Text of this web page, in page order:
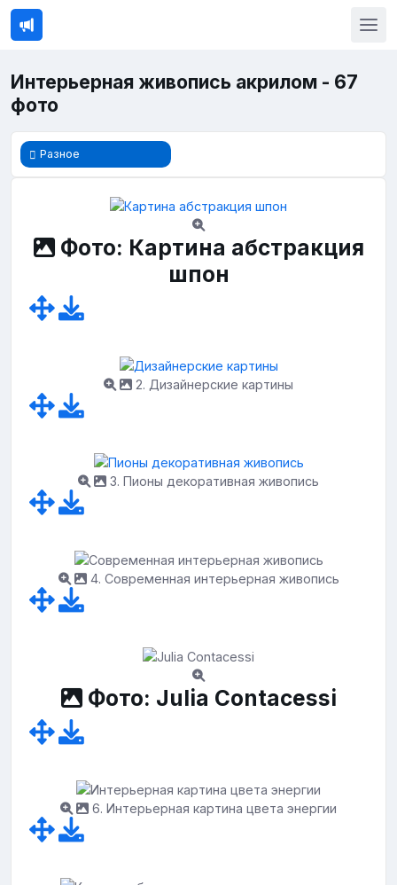
Интерьерная живопись акрилом - 67
фото
Разное
Фото: Картина абстракция
шпон
2. Дизайнерские картины
3. Пионы декоративная живопись
4. Современная интерьерная живопись
Фото: Julia Contacessi
6. Интерьерная картина цвета энергии